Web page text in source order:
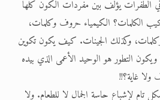
في الطفرات يؤلف بين مفردات الكون كلها
الكلمات؟ الكيمياء حروف وكلمات،
وكذلك الجينات. كيف يكون تكوين
التطور هو الوحيد الأعمى الذي بيده
غاية؟!!
بشكل تام لإشباع حاسة الجمال لا للطعام. ولا